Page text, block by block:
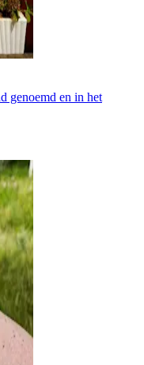
genoemd en in het